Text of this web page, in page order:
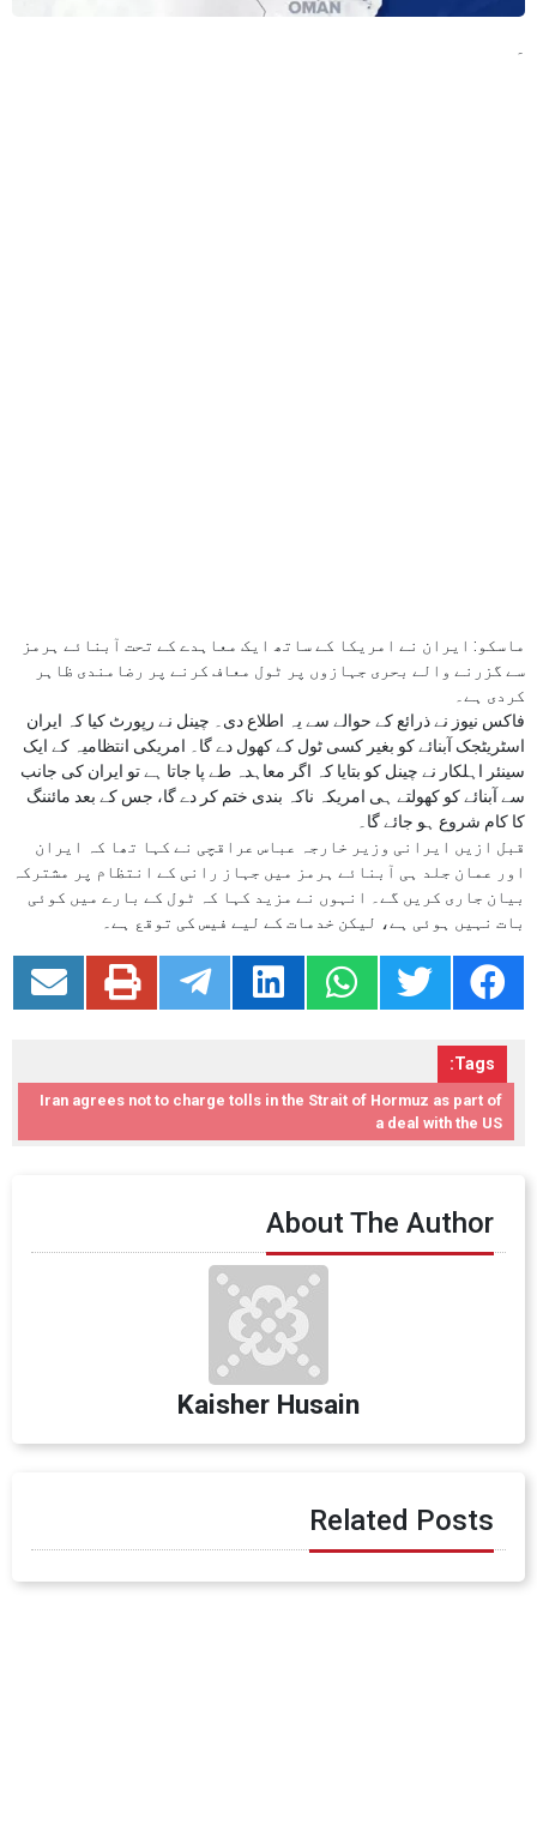
ماسکو: ایران نے امریکا کے ساتھ ایک معاہدے کے تحت آبنائے ہرمز
سے گزرنے والے بحری جہازوں پر ٹول معاف کرنے پر رضامندی ظاہر
کردی ہے۔
فاکس نیوز نے ذرائع کے حوالے سے یہ اطلاع دی۔ چینل نے رپورٹ کیا کہ ایران
اسٹریٹجک آبنائے کو بغیر کسی ٹول کے کھول دے گا۔ امریکی انتظامیہ کے ایک
سینئر اہلکار نے چینل کو بتایا کہ اگر معاہدہ طے پا جاتا ہے تو ایران کی جانب
سے آبنائے کو کھولتے ہی امریکہ ناکہ بندی ختم کر دے گا، جس کے بعد مائننگ
کا کام شروع ہو جائے گا۔
قبل ازیں ایرانی وزیر خارجہ عباس عراقچی نے کہا تھا کہ ایران
اور عمان جلد ہی آبنائے ہرمز میں جہاز رانی کے انتظام پر مشترکہ
بیان جاری کریں گے۔ انہوں نے مزید کہا کہ ٹول کے بارے میں کوئی
بات نہیں ہوئی ہے، لیکن خدمات کے لیے فیس کی توقع ہے۔
Tags:
Iran agrees not to charge tolls in the Strait of Hormuz as part of
a deal with the US
About The Author
Kaisher Husain
Related Posts